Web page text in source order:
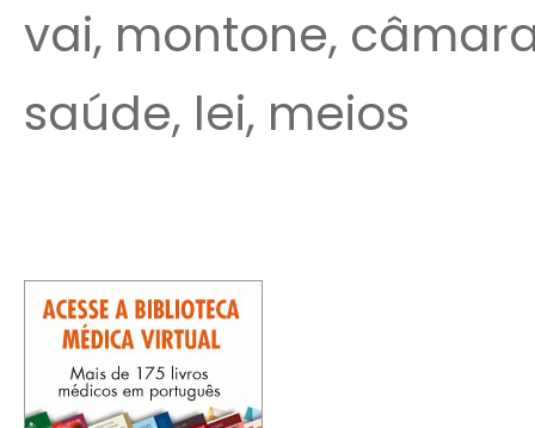
vai, montone,
saúde, lei, meios